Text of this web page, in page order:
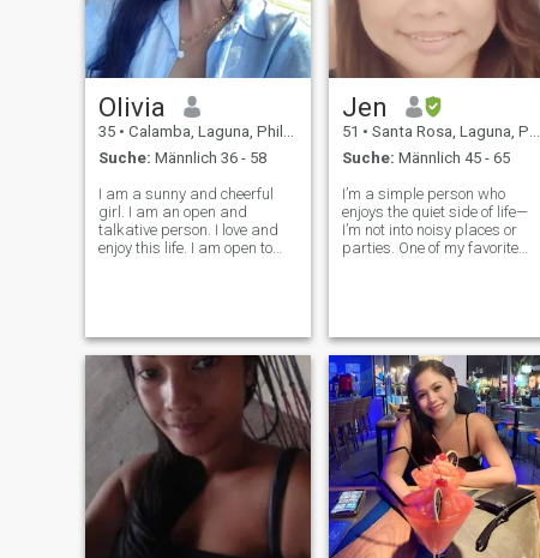
Olivia
35 • Calamba, Laguna, Philippinen
Suche: Männlich 36 - 58
I am a sunny and cheerful
girl. I am an open and
talkative person. I love and
enjoy this life. I am open to
difficulties. I know how to be
friends and resp
Jen
51 • Santa Rosa, Laguna, Philippinen
Suche: Männlich 45 - 65
I’m a simple person who
enjoys the quiet side of life—
I’m not into noisy places or
parties. One of my favorite
together. Also, I just wa